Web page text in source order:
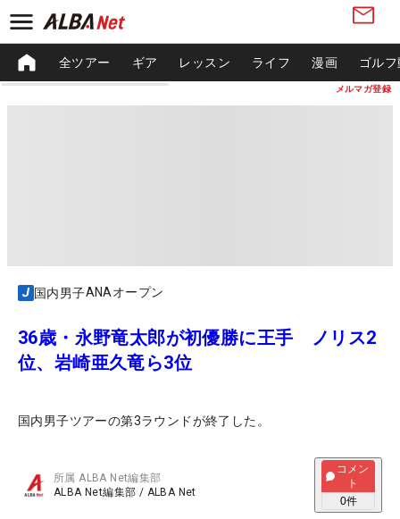
メルマガ登録
全ツアー ギア レッスン ライフ 漫画 ゴル
国内男子ANAオープン
36歳・永野竜太郎が初優勝に王手 ノリス2
位、岩崎亜久竜ら3位
国内男子ツアーの第3ラウンドが終了した。
所属ALBA Net編集部
ALBA Net編集部 / ALBA Net
コメン
ト
0件